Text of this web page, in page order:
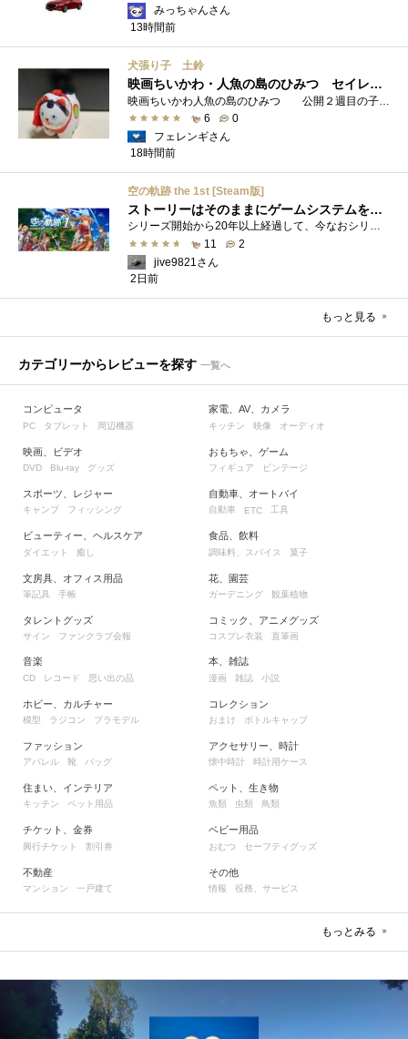
みっちゃんさん
13時間前
犬張り子 土鈴
映画ちいかわ・人魚の島のひみつ セイレーンのモデルは犬だった？
6
0
フェレンギさん
18時間前
空の軌跡 the 1st [Steam版]
ストーリーはそのままにゲームシステムを現代化
シリーズ開始から20年以上経過して、今なおシリーズの完結が見えてこない日本ファルコムのストーリーRPG、「英雄伝説軌跡シリーズ」。シリーズ...
11
2
jive9821さん
2日前
もっと見る
カテゴリーからレビューを探す 一覧へ
コンピュータ
PC タブレット 周辺機器
映画、ビデオ
DVD Blu-ray グッズ
スポーツ、レジャー
キャンプ フィッシング
ビューティー、ヘルスケア
ダイエット 癒し
文房具、オフィス用品
筆記具 手帳
タレントグッズ
サイン ファンクラブ会報
家電、AV、カメラ
キッチン 映像 オーディオ
おもちゃ、ゲーム
フィギュア ビンテージ
自動車、オートバイ
自動車 ETC 工具
食品、飲料
調味料、スパイス 菓子
花、園芸
ガーデニング 観葉植物
コミック、アニメグッズ
コスプレ衣装 直筆画
音楽
CD レコード 思い出の品
ホビー、カルチャー
模型 ラジコン プラモデル
ファッション
アパレル 靴 バッグ
住まい、インテリア
キッチン ペット用品
チケット、金券
興行チケット 割引券
不動産
マンション 一戸建て
本、雑誌
漫画 雑誌 小説
コレクション
おまけ ボトルキャップ
アクセサリー、時計
懐中時計 時計用ケース
ペット、生き物
魚類 虫類 鳥類
ベビー用品
おむつ セーフティグッズ
その他
情報 役務、サービス
もっとみる